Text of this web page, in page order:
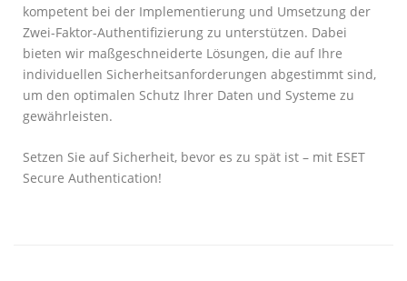
kompetent bei der Implementierung und Umsetzung der
Zwei-Faktor-Authentifizierung zu unterstützen. Dabei
bieten wir maßgeschneiderte Lösungen, die auf Ihre
individuellen Sicherheitsanforderungen abgestimmt sind,
um den optimalen Schutz Ihrer Daten und Systeme zu
gewährleisten.
Setzen Sie auf Sicherheit, bevor es zu spät ist – mit ESET
Secure Authentication!